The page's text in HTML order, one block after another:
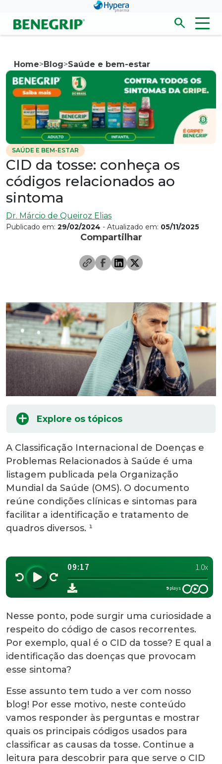
Pular para conteúdo principal
search
Abrir/
Home>Blog>Saúde e bem-estar
SAÚDE E BEM-ESTAR
CID da tosse: conheça os
códigos relacionados ao
sintoma
Dr. Márcio de Queiroz Elias
Publicado em: 29/02/2024 - Atualizado em: 05/11/2025
Compartilhar
Explore os tópicos
A Classificação Internacional de Doenças e
Problemas Relacionados à Saúde é uma
listagem publicada pela Organização
Mundial da Saúde (OMS). O documento
reúne condições clínicas e sintomas para
facilitar a identificação e tratamento de
quadros diversos. ¹
Nesse ponto, pode surgir uma curiosidade a
respeito do código de casos recorrentes.
Por exemplo, qual é o CID da tosse? E qual a
identificação das doenças que provocam
esse sintoma?
Esse assunto tem tudo a ver com nosso
blog! Por esse motivo, neste conteúdo
vamos responder às perguntas e mostrar
quais os principais códigos usados para
classificar as causas da tosse. Continue a
leitura para descobrir para que serve o CID